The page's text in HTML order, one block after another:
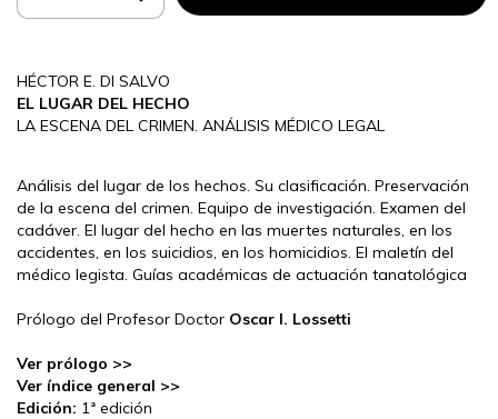
HÉCTOR E. DI SALVO
EL LUGAR DEL HECHO
LA ESCENA DEL CRIMEN. ANÁLISIS MÉDICO LEGAL
Análisis del lugar de los hechos. Su clasificación. Preservación
de la escena del crimen. Equipo de investigación. Examen del
cadáver. El lugar del hecho en las muertes naturales, en los
accidentes, en los suicidios, en los homicidios. El maletín del
médico legista. Guías académicas de actuación tanatológica
Prólogo del Profesor Doctor Oscar I. Lossetti
Ver prólogo >>
Ver índice general >>
Edición: 1ª edición